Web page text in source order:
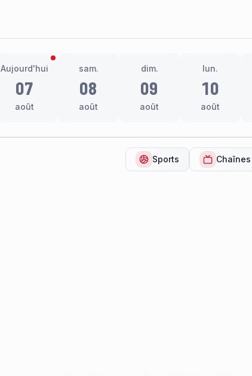
Aujourd'hui
07
août
sam.
08
août
dim.
09
août
lun.
10
août
Sports Chaînes